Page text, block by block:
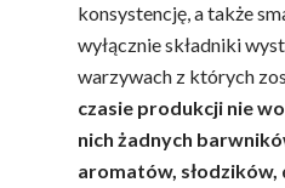
konsystencję, a także
wyłącznie składniki
warzywach z których
czasie produkcji nie
nich żadnych
aromatów,